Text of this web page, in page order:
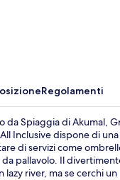
Regolamenti
da Spiaggia di Akumal,
Inclusive dispone di
di servizi come
pallavolo. Il
lazy river, ma se cerchi